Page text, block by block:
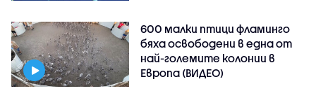
600 малки птици фламинго
бяха освободени в една от
най-големите колонии в
Европа (ВИДЕО)